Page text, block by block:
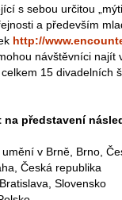
s sebou určitou
a především
http://
návštěvníci najít
15 divadelních
představení
v Brně, Brno,
Česká republika
Slovensko